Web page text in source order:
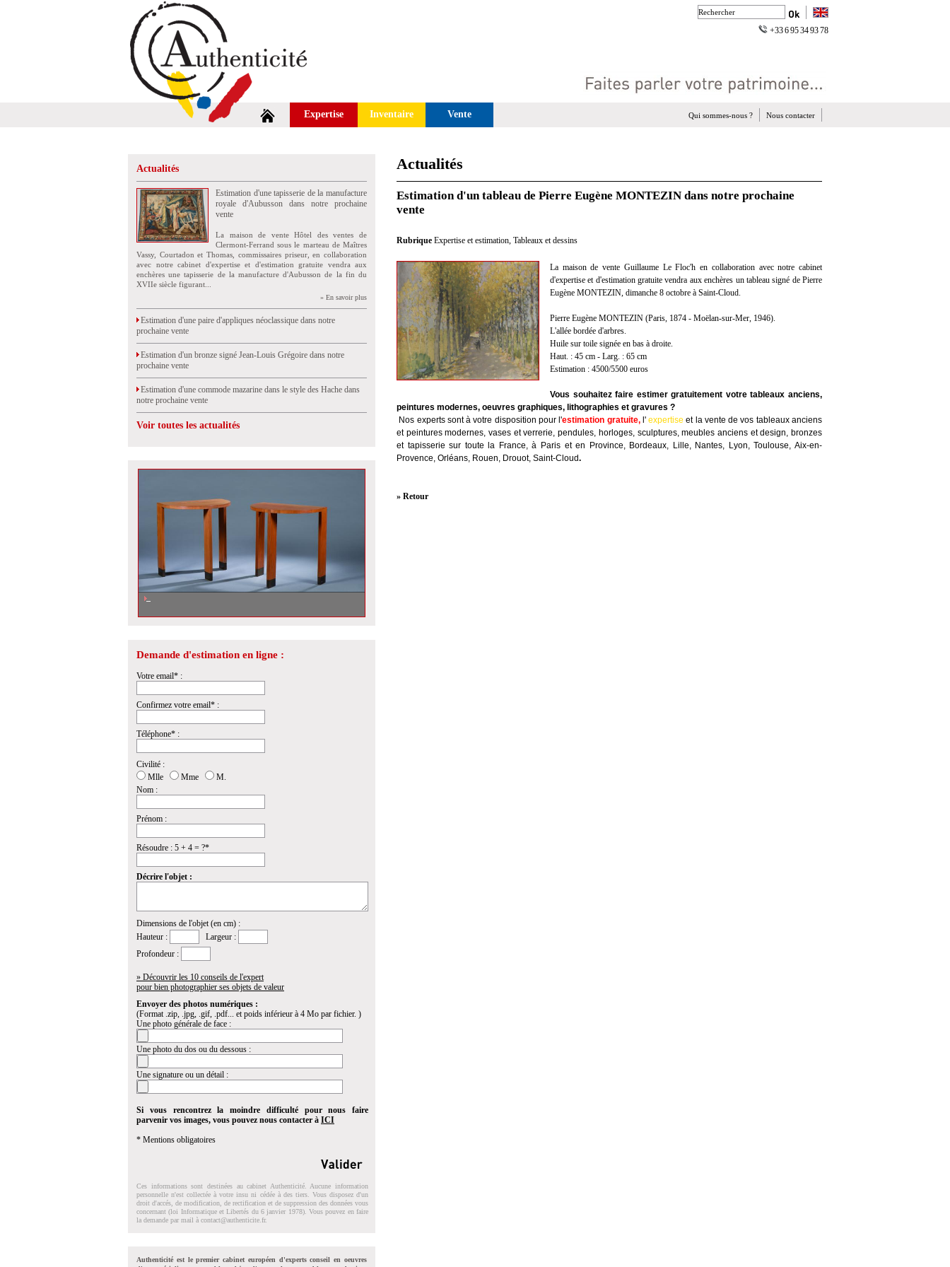
+33 6 95 34 93 78
Expertise Inventaire Vente Nous contacter
Qui sommes-nous ?
Actualités
Estimation d'une tapisserie de la manufacture
royale d'Aubusson dans notre prochaine
vente
La maison de vente Hôtel des ventes de
Clermont-Ferrand sous le marteau de Maîtres
Vassy, Courtadon et Thomas, commissaires priseur, en collaboration
avec notre cabinet d'expertise et d'estimation gratuite vendra aux
enchères une tapisserie de la manufacture d'Aubusson de la fin du
XVIIe siècle figurant...
» En savoir plus
Estimation d'une paire d'appliques néoclassique dans notre
prochaine vente
Estimation d'un bronze signé Jean-Louis Grégoire dans notre
prochaine vente
Estimation d'une commode mazarine dans le style des Hache dans
notre prochaine vente
Voir toutes les actualités
Demande d'estimation en ligne :
Votre email* :
Confirmez votre email* :
Téléphone* :
Civilité :
Mlle
Mme
M.
Nom :
Prénom :
Résoudre : 5 + 4 = ?*
Décrire l'objet :
Dimensions de l'objet (en cm) :
Hauteur :
Largeur :
Profondeur :
» Découvrir les 10 conseils de l'expert
pour bien photographier ses objets de valeur
Envoyer des photos numériques :
(Format .zip, .jpg, .gif, .pdf... et poids inférieur à 4 Mo par fichier. )
Une photo générale de face :
Une photo du dos ou du dessous :
Une signature ou un détail :
Si vous rencontrez la moindre difficulté pour nous faire
parvenir vos images, vous pouvez nous contacter à ICI
* Mentions obligatoires
Ces informations sont destinées au cabinet Authenticité. Aucune information
personnelle n'est collectée à votre insu ni cédée à des tiers. Vous disposez d'un
droit d'accés, de modification, de rectification et de suppression des données vous
concernant (loi Informatique et Libertés du 6 janvier 1978). Vous pouvez en faire
la demande par mail à contact@authenticite.fr.
Authenticité est le premier cabinet européen d'experts conseil en oeuvres
Actualités
Estimation d'un tableau de Pierre Eugène MONTEZIN dans notre prochaine
vente
Rubrique Expertise et estimation, Tableaux et dessins
La maison de vente Guillaume Le Floc'h en collaboration avec notre cabinet
d'expertise et d'estimation gratuite vendra aux enchères un tableau signé de Pierre
Eugène MONTEZIN, dimanche 8 octobre à Saint-Cloud.
Pierre Eugène MONTEZIN (Paris, 1874 - Moëlan-sur-Mer, 1946).
L'allée bordée d'arbres.
Huile sur toile signée en bas à droite.
Haut. : 45 cm - Larg. : 65 cm
Estimation : 4500/5500 euros
Vous souhaitez faire estimer gratuitement votre tableaux anciens,
peintures modernes, oeuvres graphiques, lithographies et gravures ?
Nos experts sont à votre disposition pour l'estimation gratuite, l'expertise et la vente de vos tableaux anciens
et peintures modernes, vases et verrerie, pendules, horloges, sculptures, meubles anciens et design, bronzes
et tapisserie sur toute la France, à Paris et en Province, Bordeaux, Lille, Nantes, Lyon, Toulouse, Aix-en-
Provence, Orléans, Rouen, Drouot, Saint-Cloud.
» Retour